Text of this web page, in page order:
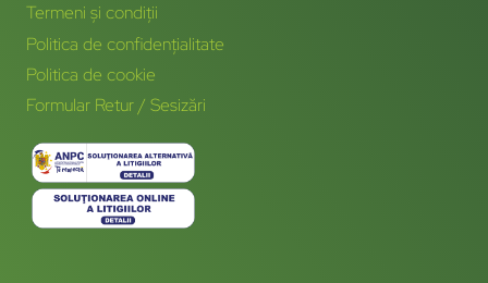
Termeni și condiții
Politica de confidențialitate
Politica de cookie
Formular Retur / Sesizări